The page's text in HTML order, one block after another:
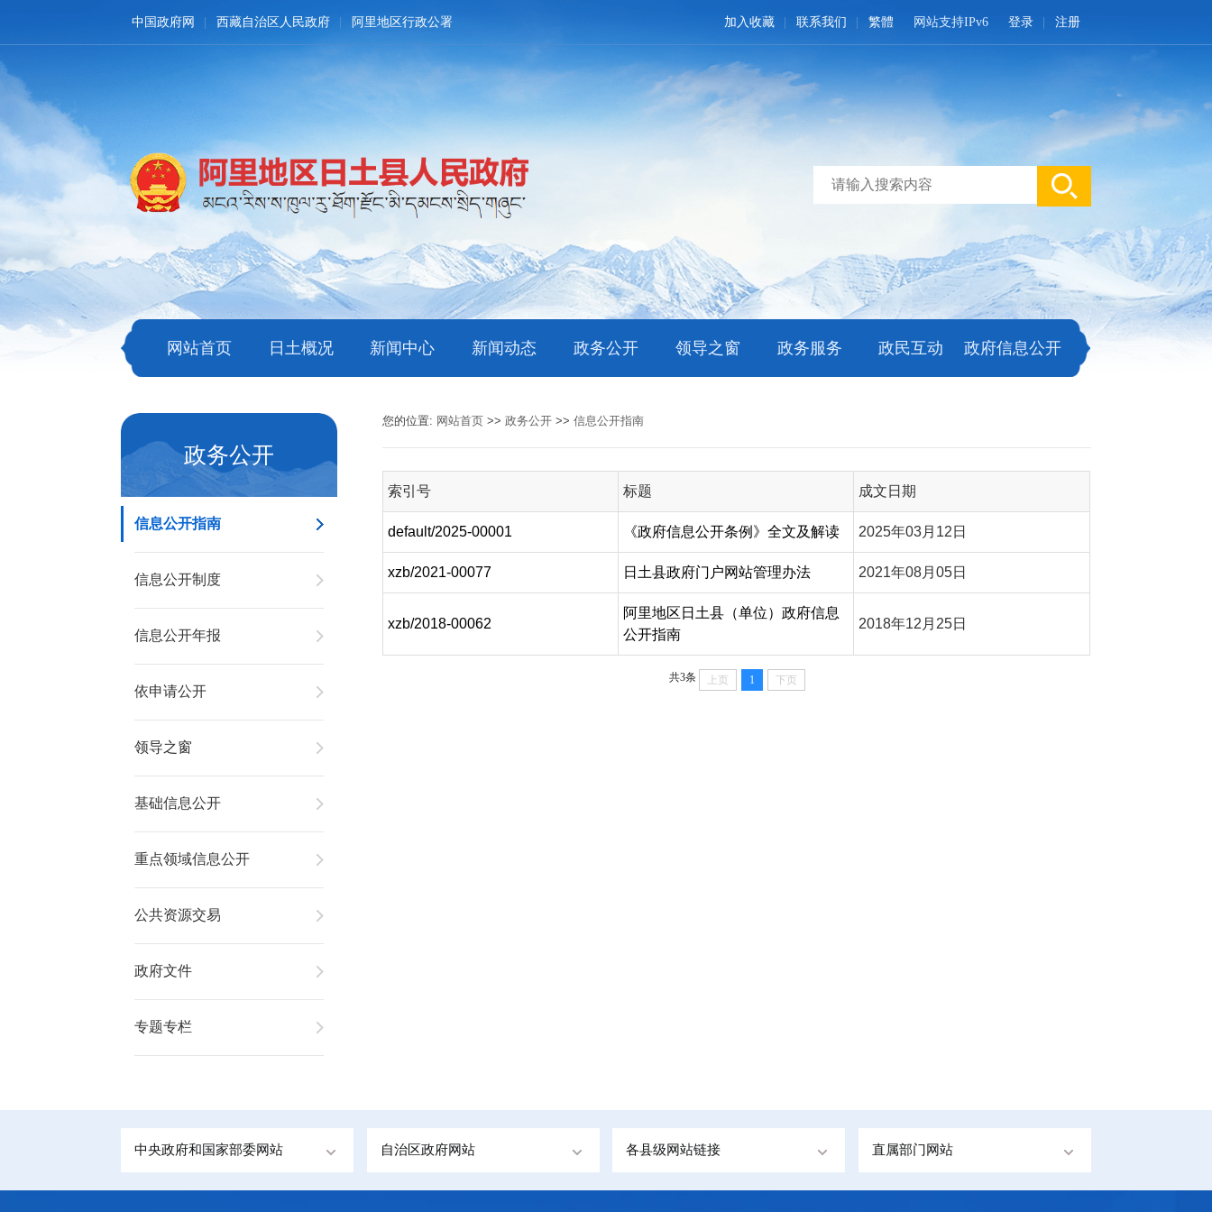
中国政府网 西藏自治区人民政府 阿里地区行政公署 登录 注册
网站支持IPv6
加入收藏 联系我们 繁體
网站首页 日土概况 新闻中心 新闻动态 政务公开 领导之窗 政务服务 政民互动 政府信息公开
政务公开
信息公开指南
信息公开制度
信息公开年报
依申请公开
领导之窗
基础信息公开
重点领域信息公开
公共资源交易
政府文件
专题专栏
您的位置: 网站首页 >>政务公开 >>信息公开指南
索引号 标题 成文日期
default/2025-00001 《政府信息公开条例》全文及解读 2025年03月12日
xzb/2021-00077 日土县政府门户网站管理办法 2021年08月05日
xzb/2018-00062
阿里地区日土县（单位）政府信息
公开指南
2018年12月25日
共3条 上页 1 下页
中央政府和国家部委网站 自治区政府网站 各县级网站链接 直属部门网站